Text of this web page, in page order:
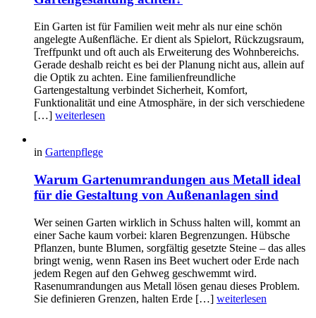
Ein Garten ist für Familien weit mehr als nur eine schön
angelegte Außenfläche. Er dient als Spielort, Rückzugsraum,
Treffpunkt und oft auch als Erweiterung des Wohnbereichs.
Gerade deshalb reicht es bei der Planung nicht aus, allein auf
die Optik zu achten. Eine familienfreundliche
Gartengestaltung verbindet Sicherheit, Komfort,
Funktionalität und eine Atmosphäre, in der sich verschiedene
[…] weiterlesen
in Gartenpflege
Warum Gartenumrandungen aus Metall ideal
für die Gestaltung von Außenanlagen sind
Wer seinen Garten wirklich in Schuss halten will, kommt an
einer Sache kaum vorbei: klaren Begrenzungen. Hübsche
Pflanzen, bunte Blumen, sorgfältig gesetzte Steine – das alles
bringt wenig, wenn Rasen ins Beet wuchert oder Erde nach
jedem Regen auf den Gehweg geschwemmt wird.
Rasenumrandungen aus Metall lösen genau dieses Problem.
Sie definieren Grenzen, halten Erde […] weiterlesen